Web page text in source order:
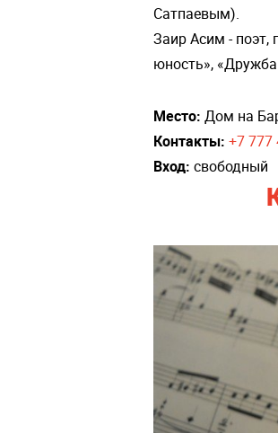
Сатпаевым).
Заир Асим - поэт,
юность»,
Место: Дом на
Контакты: +7 777
Вход: свободный